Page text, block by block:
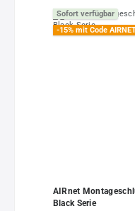
Sofort verfügbar
-15% mit Code
AIRnet
Black Serie